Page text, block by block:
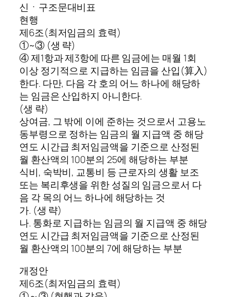
신ㆍ구조문대비표
현행
제6조(최저임금의 효력)
①~③ (생 략)
④ 제1항과 제3항에 따른 임금에는 매월 1회
이상 정기적으로 지급하는 임금을 산입(算入)
한다. 다만, 다음 각 호의 어느 하나에 해당하
는 임금은 산입하지 아니한다.
(생 략)
상여금, 그 밖에 이에 준하는 것으로서 고용노
동부령으로 정하는 임금의 월 지급액 중 해당
연도 시간급 최저임금액을 기준으로 산정된
월 환산액의 100분의 25에 해당하는 부분
식비, 숙박비, 교통비 등 근로자의 생활 보조
또는 복리후생을 위한 성질의 임금으로서 다
음 각 목의 어느 하나에 해당하는 것
가. (생 략)
나. 통화로 지급하는 임금의 월 지급액 중 해당
연도 시간급 최저임금액을 기준으로 산정된
월 환산액의 100분의 7에 해당하는 부분
개정안
제6조(최저임금의 효력)